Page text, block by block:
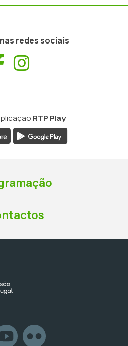
redes sociais
Facebook
RTP Play